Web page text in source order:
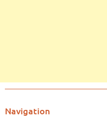
Navigation